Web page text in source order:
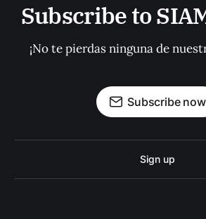
Subscribe to
¡No te pierdas ninguna de
Subscribe now
Sign up